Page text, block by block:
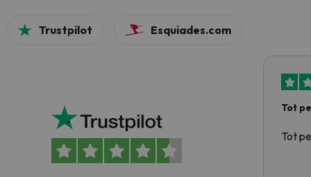
Trustpilot Esquiades.com
Tot
Tot